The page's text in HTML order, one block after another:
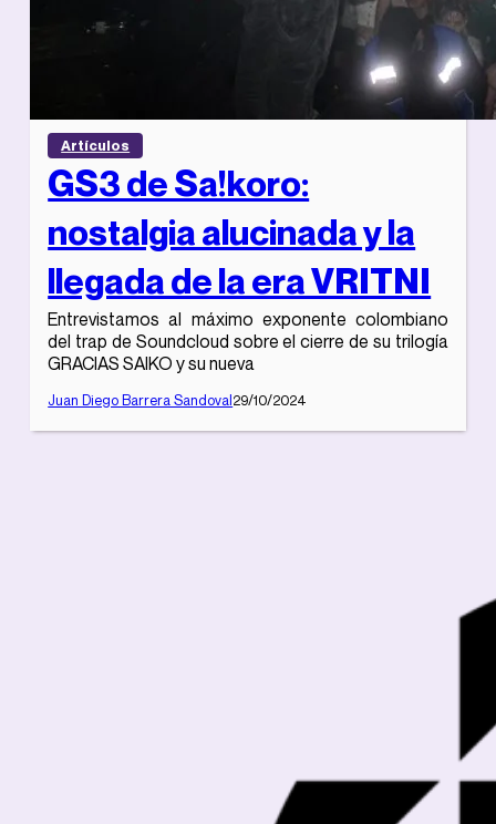
Artículos
GS3 de Sa!koro:
nostalgia alucinada y la
llegada de la era VRITNI
Entrevistamos al máximo exponente colombiano
del trap de Soundcloud sobre el cierre de su trilogía
GRACIAS SAIKO y su nueva
Juan Diego Barrera Sandoval29/10/2024